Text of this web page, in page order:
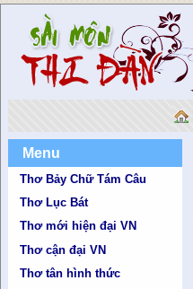
Menu
Thơ Bảy Chữ Tám Câu
Thơ Lục Bát
Thơ mới hiện đại VN
Thơ cận đại VN
Thơ tân hình thức